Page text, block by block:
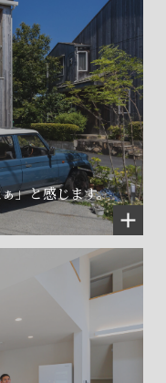
」と感じます。